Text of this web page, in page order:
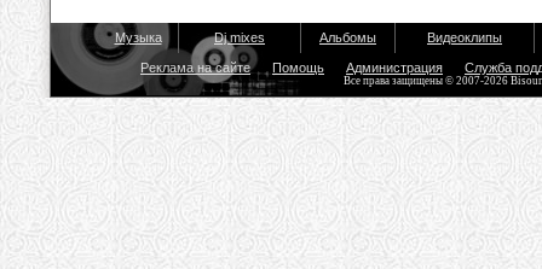
Музыка Dj mixes Альбомы Видеоклипы
Реклама на сайте Помощь Администрация Служба
Все права защищены © 2007-2026